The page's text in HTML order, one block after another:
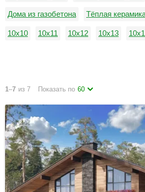
Дома из газобетона Тёплая
10х10 10х11 10х12 10х13
1–7 из 7 Показать по 60